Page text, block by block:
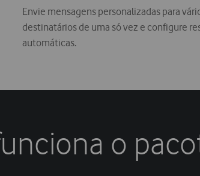
Envie mensagens personalizadas para
destinatários de uma só vez e configure
automáticas.
o